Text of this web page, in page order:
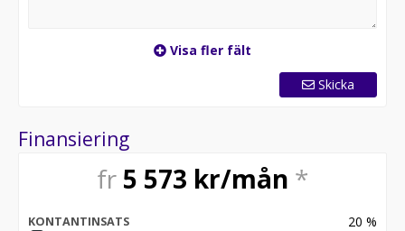
Visa fler fält
Skicka
Finansiering
fr 5 573 kr/mån *
KONTANTINSATS 20 %